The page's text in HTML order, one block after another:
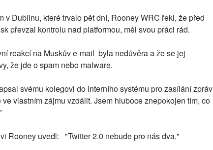
v Dublinu, které trvalo pět dní, Rooney WRC řekl, že před
převzal kontrolu nad platformou, měl svou práci rád.
reakcí na Muskův e-mail byla nedůvěra a že se jej
že jde o spam nebo malware.
svému kolegovi do interního systému pro zasílání zpráv
vlastním zájmu vzdálit. Jsem hluboce znepokojen tím, co
Rooney uvedl: "Twitter 2.0 nebude pro nás dva."